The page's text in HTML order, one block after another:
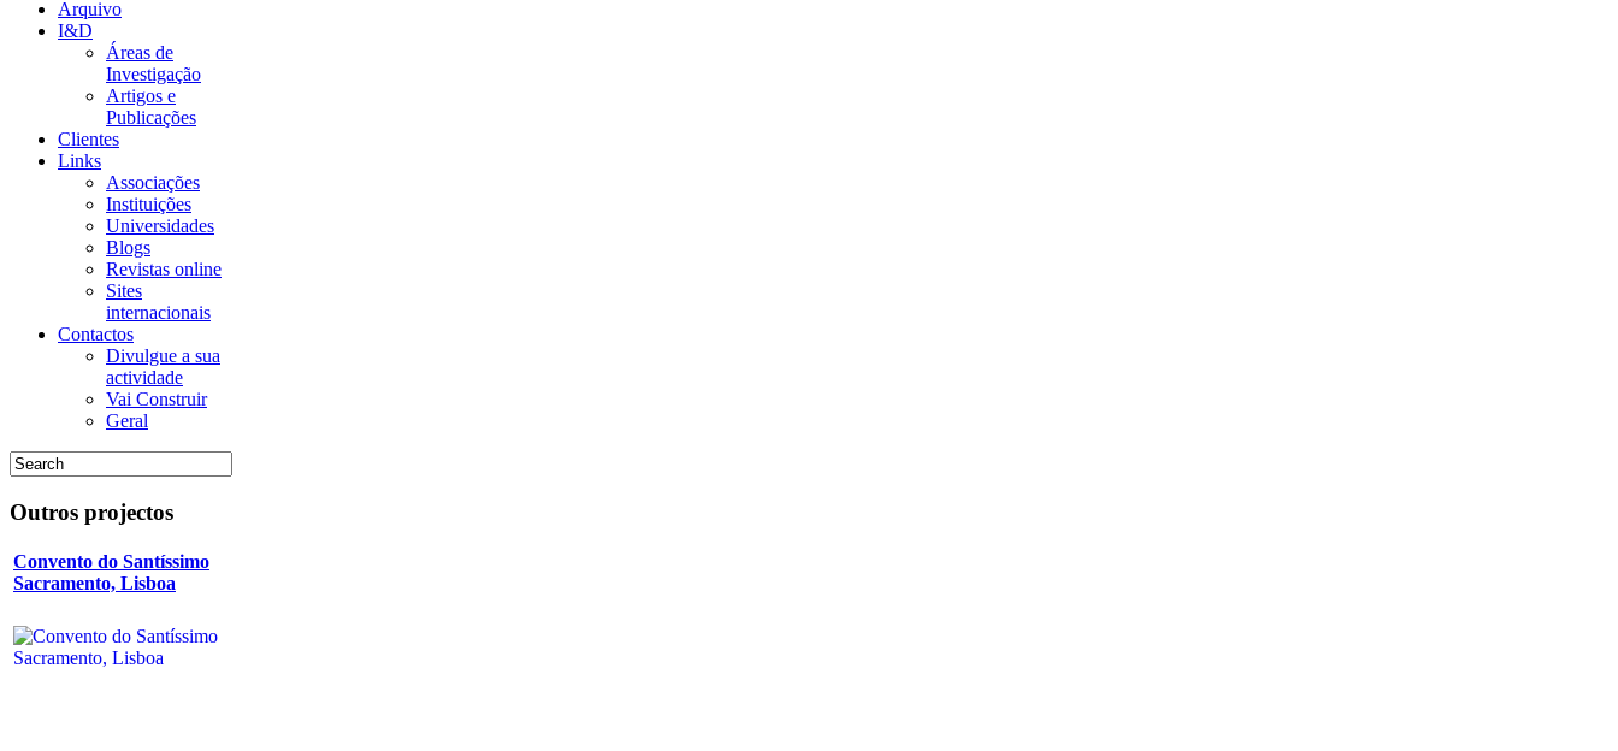
Arquivo
I&D
Áreas de
Investigação
Artigos e
Publicações
Clientes
Links
Associações
Instituições
Universidades
Blogs
Revistas online
Sites
internacionais
Contactos
Divulgue a sua
actividade
Vai Construir
Geral
Outros projectos
Convento do Santíssimo
Sacramento, Lisboa